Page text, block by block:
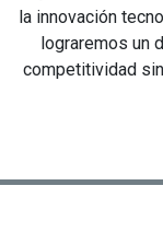
la innovación
lograremos un
competitividad